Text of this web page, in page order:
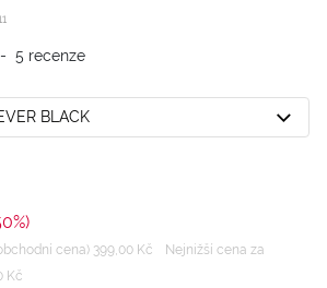
- 5 recenze
BLACK
cena) 399,00 Kč
Nejnižší cena za
Kč